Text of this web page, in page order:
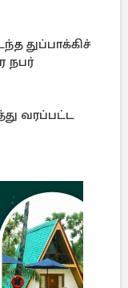
துப்பாக்கிச்
நபர்
வரப்பட்ட